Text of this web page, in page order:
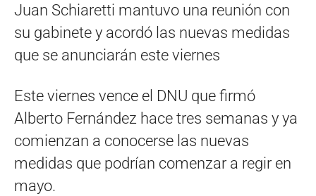
Juan Schiaretti mantuvo una reunión con
su gabinete y acordó las nuevas medidas
que se anunciarán este viernes
Este viernes vence el DNU que firmó
Alberto Fernández hace tres semanas y ya
comienzan a conocerse las nuevas
medidas que podrían comenzar a regir en
mayo.